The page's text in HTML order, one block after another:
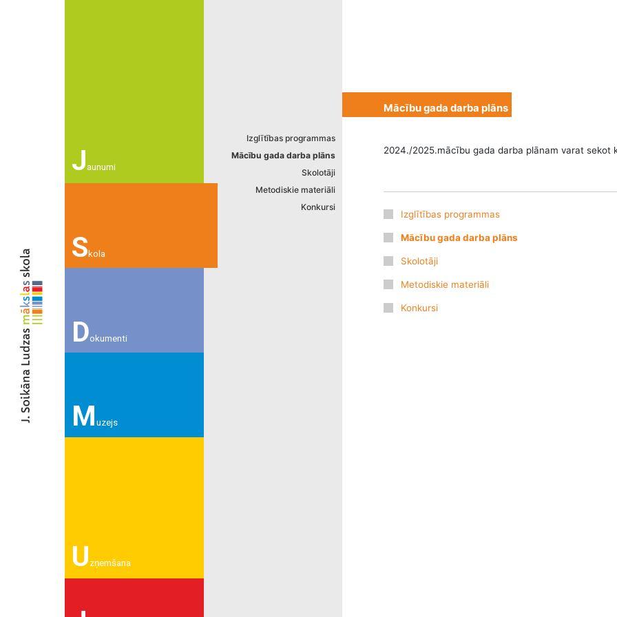
Jaunumi
Skola
Izglītības programmas
Mācību gada darba plāns
Skolotāji
Metodiskie materiāli
Konkursi
Dokumenti
Muzejs
U zņemšana
Mācību gada darba plāns
2024./2025.mācību gada darba plānam varat sekot
Izglītības programmas
Mācību gada darba plāns
Skolotāji
Metodiskie materiāli
Konkursi